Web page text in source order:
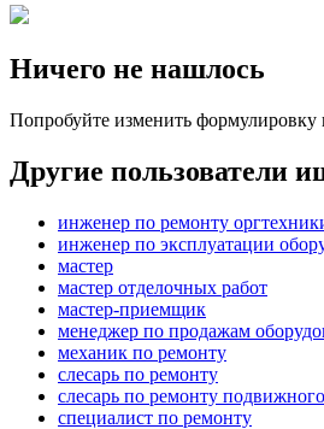
Ничего не нашлось
Попробуйте изменить
Другие пользователи
инженер по ремонту
инженер по эксплуатации
мастер
мастер отделочных работ
мастер-приемщик
менеджер по продажам
механик по ремонту
слесарь по ремонту
слесарь по ремонту подвижного
специалист по ремонту